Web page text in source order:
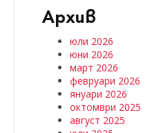
Архив
юли 2026
юни 2026
март 2026
февруари 2026
януари 2026
октомври 2025
август 2025